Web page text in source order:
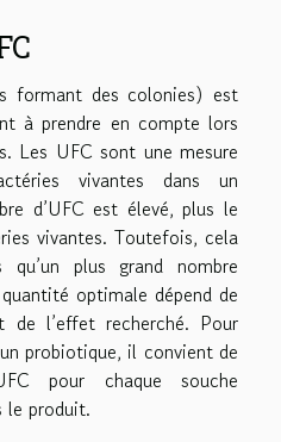
formant des colonies) est
à prendre en compte lors
Les UFC sont une mesure
vivantes dans un
d’UFC est élevé, plus le
vivantes. Toutefois, cela
plus grand nombre
optimale dépend de
de l’effet recherché. Pour
probiotique, il convient de
pour chaque souche
le produit.